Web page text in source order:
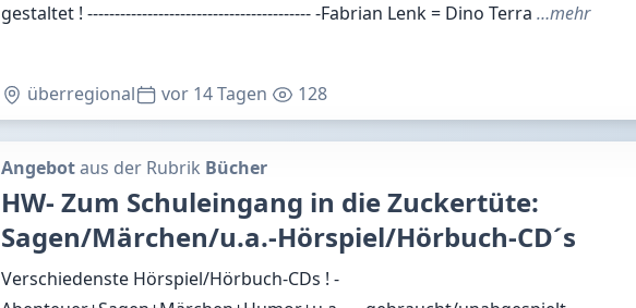
gestaltet ! ----------------------------------------- -Fabrian Lenk = Dino Terra …mehr
überregional vor 14 Tagen 128
Angebotaus der Rubrik Bücher
HW- Zum Schuleingang in die Zuckertüte:
Sagen/Märchen/u.a.-Hörspiel/Hörbuch-CD´s
Verschiedenste Hörspiel/Hörbuch-CDs ! -